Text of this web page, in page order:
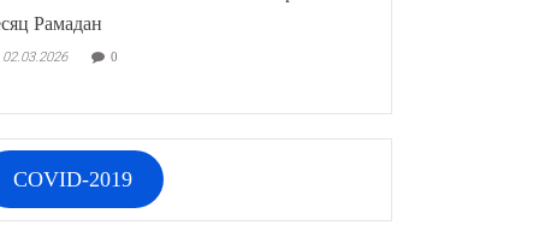
Рамадан
02.03.2026 0
COVID-2019